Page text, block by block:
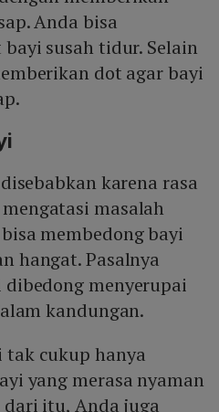
Anda bisa
susah tidur. Selain
dot agar bayi
karena rasa
masalah
membedong bayi
hangat. Pasalnya
menyerupai
kandungan.
tak cukup hanya
yang merasa nyaman
itu, Anda juga